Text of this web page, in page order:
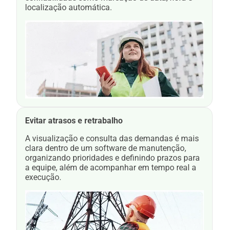
localização automática.
Evitar atrasos e retrabalho
A visualização e consulta das demandas é mais
clara dentro de um software de manutenção,
organizando prioridades e definindo prazos para
a equipe, além de acompanhar em tempo real a
execução.